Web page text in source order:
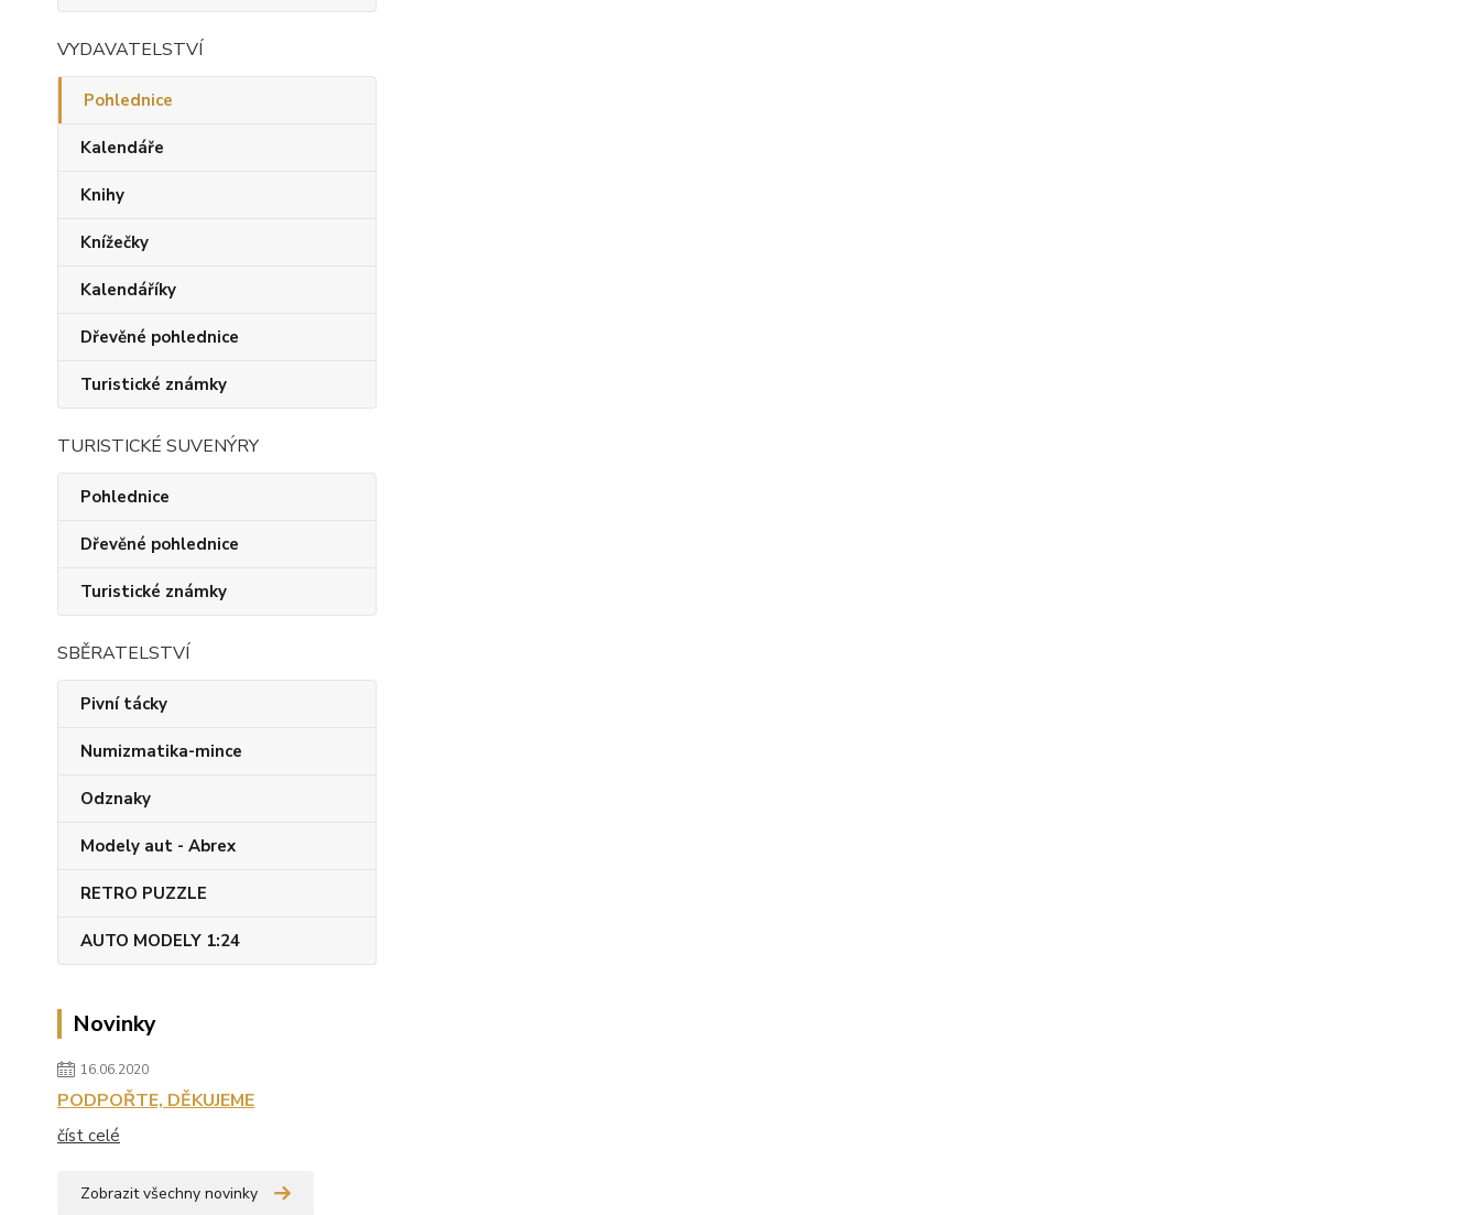
VYDAVATELSTVÍ
Pohlednice
Kalendáře
Knihy
Knížečky
Kalendáříky
Dřevěné pohlednice
Turistické známky
TURISTICKÉ SUVENÝRY
Pohlednice
Dřevěné pohlednice
Turistické známky
SBĚRATELSTVÍ
Pivní tácky
Numizmatika-mince
Odznaky
Modely aut - Abrex
RETRO PUZZLE
AUTO MODELY 1:24
Novinky
16.06.2020
PODPOŘTE, DĚKUJEME
číst celé
Zobrazit všechny novinky